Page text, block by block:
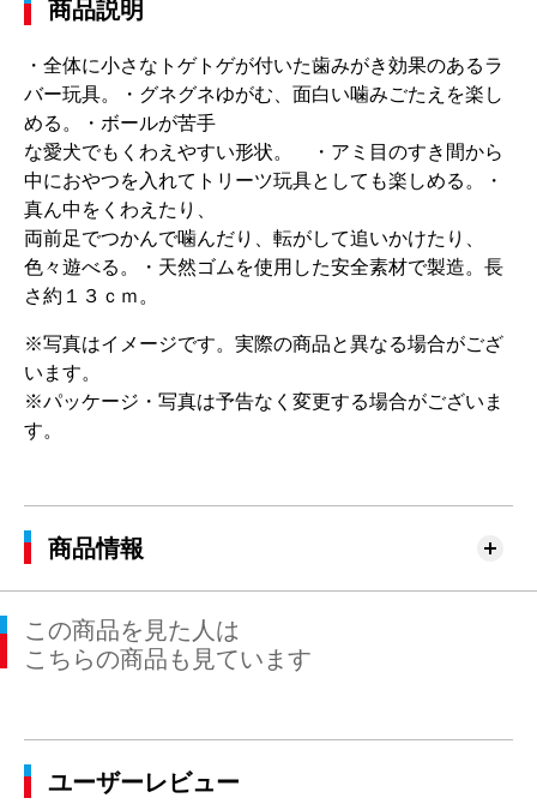
商品説明
・全体に小さなトゲトゲが付いた歯みがき効果のあるラ
バー玩具。・グネグネゆがむ、面白い噛みごたえを楽し
める。・ボールが苦手
な愛犬でもくわえやすい形状。 ・アミ目のすき間から
中におやつを入れてトリーツ玩具としても楽しめる。・
真ん中をくわえたり、
両前足でつかんで噛んだり、転がして追いかけたり、
色々遊べる。・天然ゴムを使用した安全素材で製造。長
さ約１３ｃｍ。
※写真はイメージです。実際の商品と異なる場合がござ
います。
※パッケージ・写真は予告なく変更する場合がございま
す。
商品情報
この商品を見た人は
こちらの商品も見ています
ユーザーレビュー